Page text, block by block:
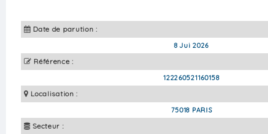
Date de parution :
8 Jui 2026
Référence :
122260521160158
Localisation :
75018 PARIS
Secteur :